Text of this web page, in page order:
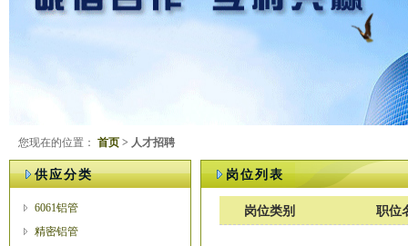
您现在的位置： 首页 > 人才招聘
供应分类
6061铝管
精密铝管
岗位列表
岗位类别 职位